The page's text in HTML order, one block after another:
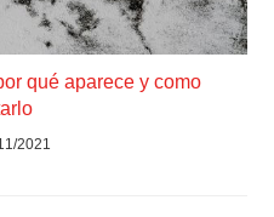
qué aparece y como
2021